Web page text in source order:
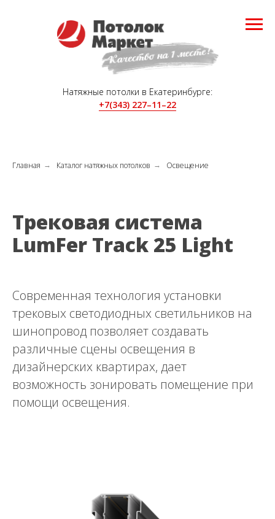
Натяжные потолки в Екатеринбурге:
+7(343) 227–11–22
Главная → Каталог натяжных потолков → Освещение
Трековая система
LumFer Track 25 Light
Современная технология установки
трековых светодиодных светильников на
шинопровод позволяет создавать
различные сцены освещения в
дизайнерских квартирах, дает
возможность зонировать помещение при
помощи освещения.